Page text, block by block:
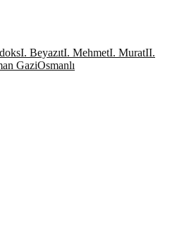
I. BeyazıtI. MehmetI. MuratII.
GaziOsmanlı